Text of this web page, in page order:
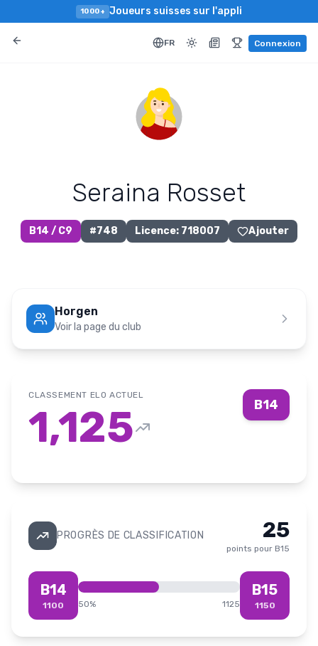
1000+ Joueurs suisses sur l'appli
FR Connexion
Seraina Rosset
B14 / C9 #748 Licence: 718007 Ajouter
Horgen
Voir la page du club
B14
CLASSEMENT ELO ACTUEL
1,125
PROGRÈS DE CLASSIFICATION 25
points pour B15
B14
1100 50% 1125
B15
1150